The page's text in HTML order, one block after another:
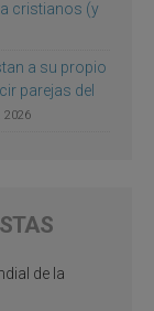
cristianos (y
a su propio
parejas del
2026
de la